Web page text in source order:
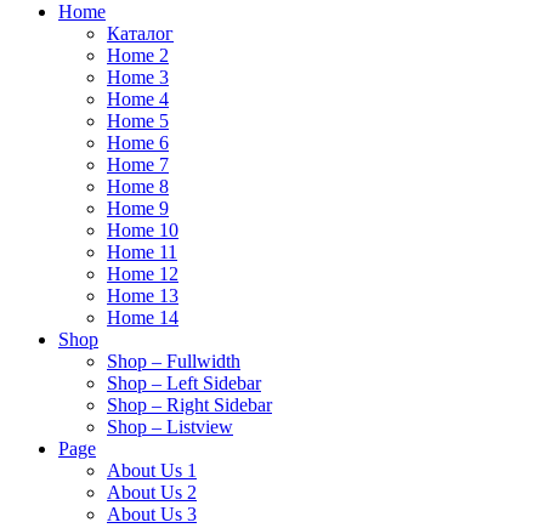
Home
Каталог
Home 2
Home 3
Home 4
Home 5
Home 6
Home 7
Home 8
Home 9
Home 10
Home 11
Home 12
Home 13
Home 14
Shop
Shop – Fullwidth
Shop – Left Sidebar
Shop – Right Sidebar
Shop – Listview
Page
About Us 1
About Us 2
About Us 3